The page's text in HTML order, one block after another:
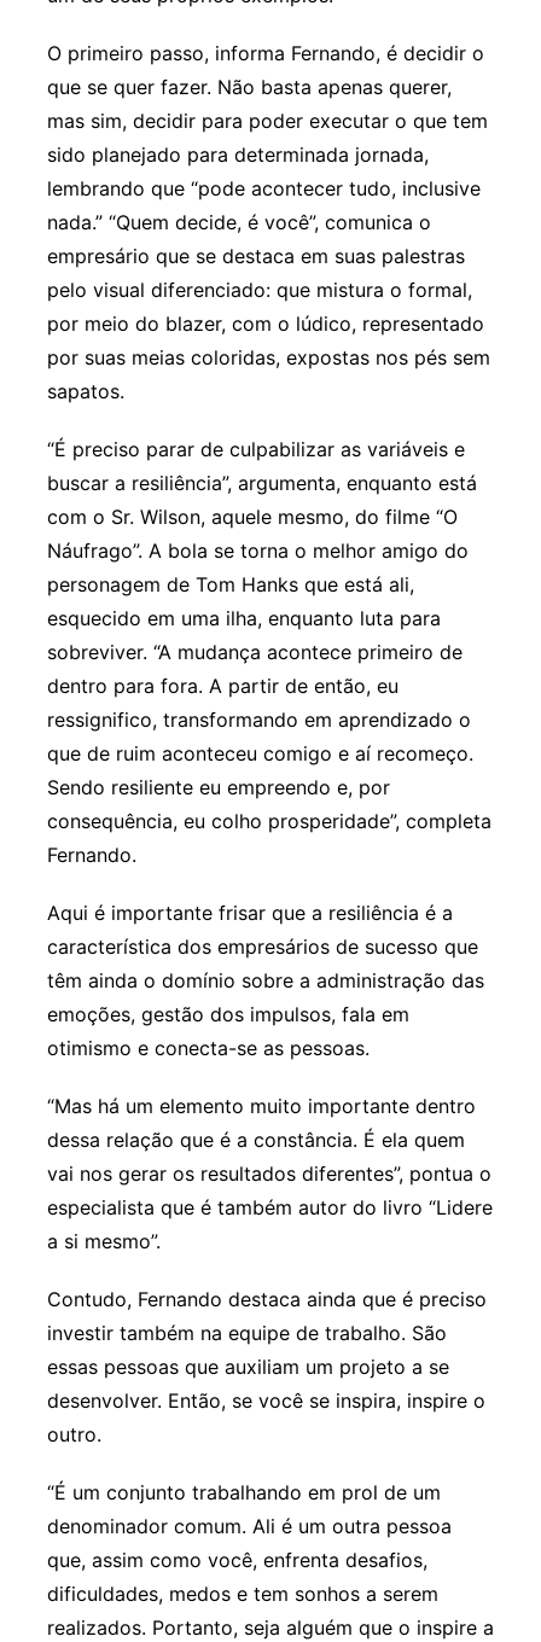
O primeiro passo, informa Fernando, é decidir o
que se quer fazer. Não basta apenas querer,
mas sim, decidir para poder executar o que tem
sido planejado para determinada jornada,
lembrando que “pode acontecer tudo, inclusive
nada.” “Quem decide, é você”, comunica o
empresário que se destaca em suas palestras
pelo visual diferenciado: que mistura o formal,
por meio do blazer, com o lúdico, representado
por suas meias coloridas, expostas nos pés sem
sapatos.
“É preciso parar de culpabilizar as variáveis e
buscar a resiliência”, argumenta, enquanto está
com o Sr. Wilson, aquele mesmo, do filme “O
Náufrago”. A bola se torna o melhor amigo do
personagem de Tom Hanks que está ali,
esquecido em uma ilha, enquanto luta para
sobreviver. “A mudança acontece primeiro de
dentro para fora. A partir de então, eu
ressignifico, transformando em aprendizado o
que de ruim aconteceu comigo e aí recomeço.
Sendo resiliente eu empreendo e, por
consequência, eu colho prosperidade”, completa
Fernando.
Aqui é importante frisar que a resiliência é a
característica dos empresários de sucesso que
têm ainda o domínio sobre a administração das
emoções, gestão dos impulsos, fala em
otimismo e conecta-se as pessoas.
“Mas há um elemento muito importante dentro
dessa relação que é a constância. É ela quem
vai nos gerar os resultados diferentes”, pontua o
especialista que é também autor do livro “Lidere
a si mesmo”.
Contudo, Fernando destaca ainda que é preciso
investir também na equipe de trabalho. São
essas pessoas que auxiliam um projeto a se
desenvolver. Então, se você se inspira, inspire o
outro.
“É um conjunto trabalhando em prol de um
denominador comum. Ali é um outra pessoa
que, assim como você, enfrenta desafios,
dificuldades, medos e tem sonhos a serem
realizados. Portanto, seja alguém que o inspire a